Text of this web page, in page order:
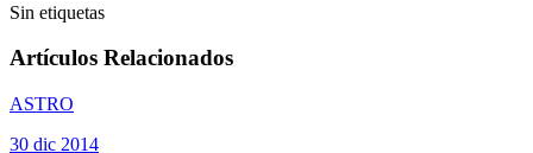
Sin etiquetas
Artículos Relacionados
ASTRO
30 dic 2014